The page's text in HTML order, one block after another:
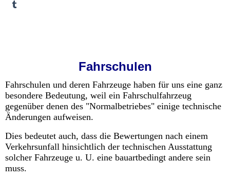
Fahrschulen
Fahrschulen und deren Fahrzeuge haben für uns eine ganz
besondere Bedeutung, weil ein Fahrschulfahrzeug
gegenüber denen des "Normalbetriebes" einige technische
Änderungen aufweisen.
Dies bedeutet auch, dass die Bewertungen nach einem
Verkehrsunfall hinsichtlich der technischen Ausstattung
solcher Fahrzeuge u. U. eine bauartbedingt andere sein
muss.